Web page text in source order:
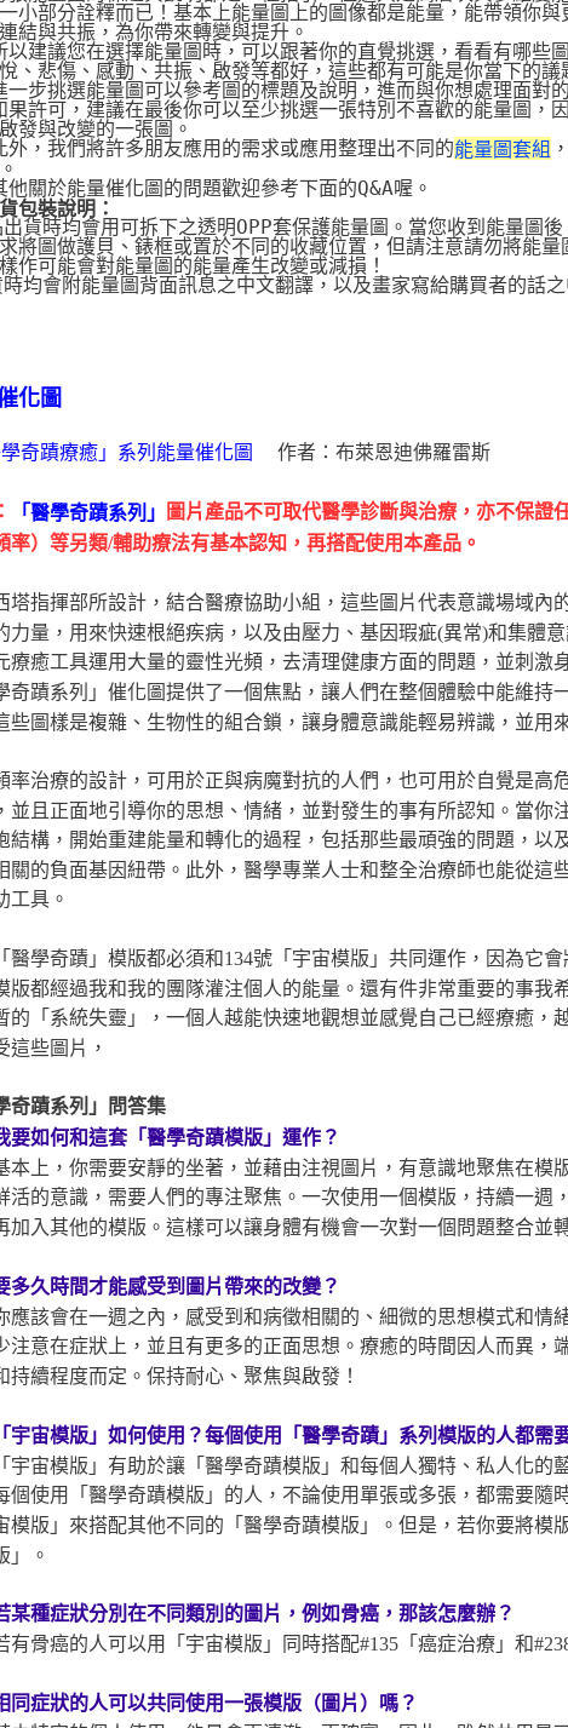
小部分詮釋而已！基本上能量圖上的圖像都是能量，能帶領你與
結與共振，為你帶來轉變與提升。
建議您在選擇能量圖時，可以跟著你的直覺挑選，看看有哪些
、悲傷、感動、共振、啟發等都好，這些都有可能是你當下的議
步挑選能量圖可以參考圖的標題及說明，進而與你想處理面對
許可，建議在最後你可以至少挑選一張特別不喜歡的能量圖，
發與改變的一張圖。
，我們將許多朋友應用的需求或應用整理出不同的
能量圖套組
關於能量催化圖的問題歡迎參考下面的Q&A喔。
包裝說明：
貨時均會用可拆下之透明OPP套保護能量圖。當您收到能量圖
將圖做護貝、錶框或置於不同的收藏位置，但請注意請勿將能
作可能會對能量圖的能量產生改變或減損！
均會附能量圖背面訊息之中文翻譯，以及畫家寫給購買者的話之
化圖
奇蹟療癒」系列能量催化圖 作者：布萊恩迪佛羅雷斯
「醫學奇蹟系列」
圖片產品不可取代醫學診斷與治療，亦不保證
率）等另類/輔助療法有基本認知，再搭配使用本產品。
塔指揮部所設計，結合醫療協助小組，這些圖片代表意識場域內
力量，用來快速根絕疾病，以及由壓力、基因瑕疵(異常)和集體
療癒工具運用大量的靈性光頻，去清理健康方面的問題，並刺激
奇蹟系列」催化圖提供了一個焦點，讓人們在整個體驗中能維持
些圖樣是複雜、生物性的組合鎖，讓身體意識能輕易辨識，並用
率治療的設計，可用於正與病魔對抗的人們，也可用於自覺是高
並且正面地引導你的思想、情緒，並對發生的事有所認知。當你
結構，開始重建能量和轉化的過程，包括那些最頑強的問題，以
關的負面基因紐帶。此外，醫學專業人士和整全治療師也能從這
工具。
醫學奇蹟」模版都必須和134號「宇宙模版」共同運作，因為它
版都經過我和我的團隊灌注個人的能量。還有件非常重要的事我
的「系統失靈」，一個人越能快速地觀想並感覺自己已經療癒，
這些圖片，
奇蹟系列」問答集
要如何和這套「醫學奇蹟模版」運作？
本上，你需要安靜的坐著，並藉由注視圖片，有意識地聚焦在模
活的意識，需要人們的專注聚焦。一次使用一個模版，持續一週
加入其他的模版。這樣可以讓身體有機會一次對一個問題整合並
多久時間才能感受到圖片帶來的改變？
應該會在一週之內，感受到和病徵相關的、細微的思想模式和情
注意在症狀上，並且有更多的正面思想。療癒的時間因人而異，
持續程度而定。保持耐心、聚焦與啟發！
宇宙模版」如何使用？每個使用「醫學奇蹟」系列模版的人都需
宇宙模版」有助於讓「醫學奇蹟模版」和每個人獨特、私人化的
個使用「醫學奇蹟模版」的人，不論使用單張或多張，都需要隨
模版」來搭配其他不同的「醫學奇蹟模版」。但是，若你要將模
」。
某種症狀分別在不同類別的圖片，例如骨癌，那該怎麼辦？
有骨癌的人可以用「宇宙模版」同時搭配#135「癌症治療」和
同症狀的人可以共同使用一張模版（圖片）嗎？